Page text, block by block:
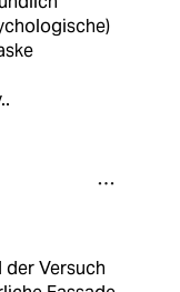
der Versuch